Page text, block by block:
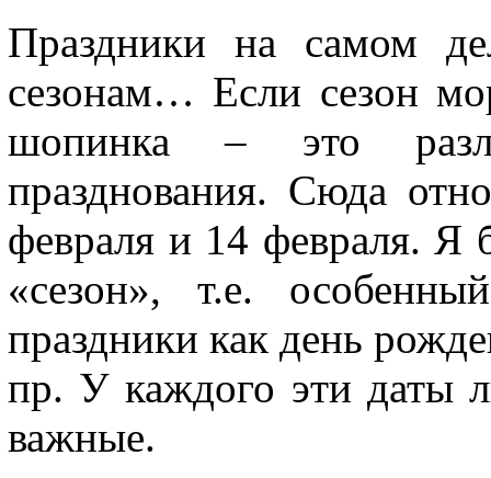
Праздники на самом
сезонам… Если сезон
шопинка – это
празднования. Сюда
февраля и 14 февраля. Я
«сезон», т.е.
праздники как день
пр. У каждого эти даты
важные.